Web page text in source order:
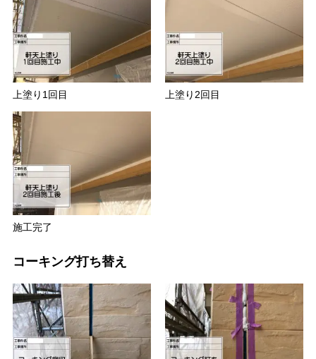
上塗り1回目 上塗り2回目
施工完了
コーキング打ち替え